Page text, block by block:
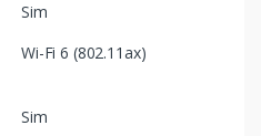
Sim
Wi-Fi 6 (802.11ax)
Sim